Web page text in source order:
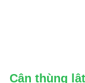
Cân thùng